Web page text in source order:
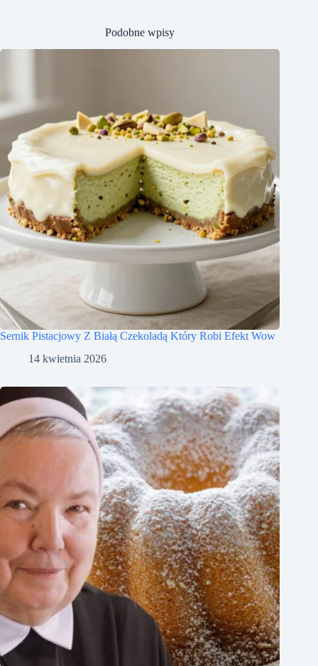
Podobne wpisy
Sernik Pistacjowy Z Białą Czekoladą Który Robi Efekt Wow
14 kwietnia 2026